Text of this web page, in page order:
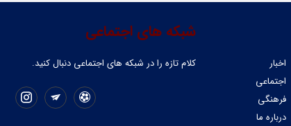
شبکه های اجتماعی
کلام تازه را در شبکه ‌های اجتماعی دنبال کنید.
اخبار
اجتماعی
فرهنگی
درباره ما